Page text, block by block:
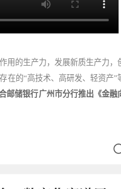
用的生产力，发展新质生产力
在的“高技术、高研发、轻资产
邮储银行广州市分行推出《金